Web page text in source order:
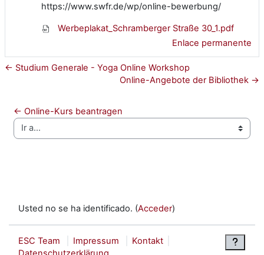
https://www.swfr.de/wp/online-bewerbung/
Werbeplakat_Schramberger Straße 30_1.pdf
Enlace permanente
← Studium Generale - Yoga Online Workshop
Online-Angebote der Bibliothek →
← Online-Kurs beantragen
Ir a...
Usted no se ha identificado. (Acceder)
ESC Team Impressum
Kontakt